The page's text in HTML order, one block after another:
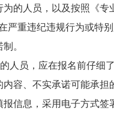
的人员，以及按照《
严重违纪违规行为或特
。
人员，应在报名前仔细
容、不实承诺可能承
信息，采用电子方式